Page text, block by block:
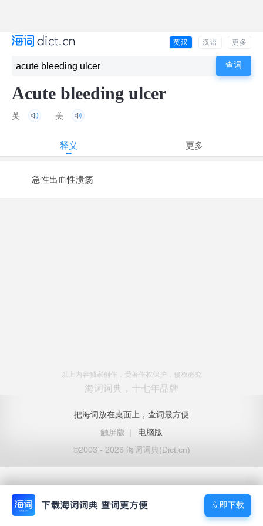
英汉 汉语 更多
Acute bleeding ulcer
英 美
释义 更多
急性出血性溃疡
以上内容独家创作，受著作权保护，侵权必究
海词词典，十七年品牌
把海词放在桌面上，查词最方便
触屏版
|
电脑版
©2003 - 2026 海词词典(Dict.cn)
立即下载
立即下载